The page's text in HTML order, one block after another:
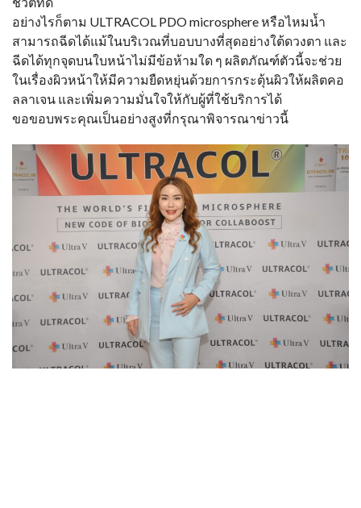
อย่างไรก็ตาม ULTRACOL PDO microsphere หรือไหมน้ำ
สามารถฉีดได้แม้ในบริเวณที่บอบบางที่สุดอย่างใต้ดวงตา และ
ฉีดได้ทุกจุดบนใบหน้าไม่มีข้อห้ามใด ๆ ผลิตภัณฑ์ตัวนี้จะช่วย
ในเรื่องผิวหน้าให้มีความยืดหยุ่นด้วยการกระตุ้นผิวให้ผลิตคอ
ลลาเจน และเพิ่มความมั่นใจให้กับผู้ที่ใช้บริการได้
ขอขอบพระคุณเป็นอย่างสูงที่กรุณาพิจารณาข่าวนี้